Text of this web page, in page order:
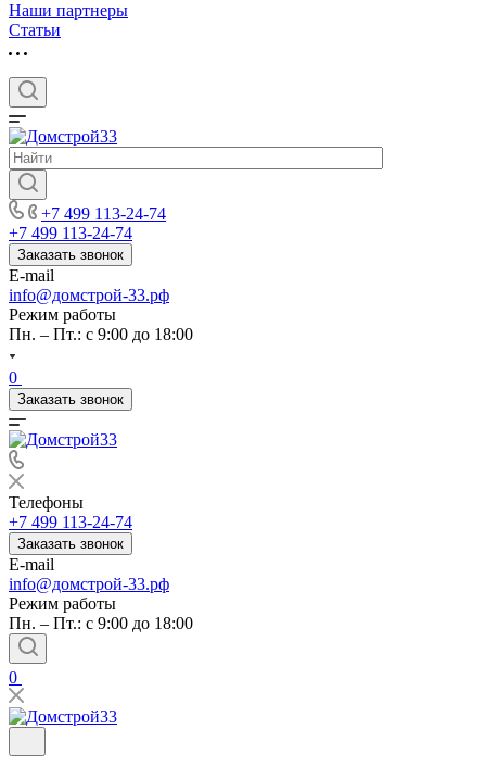
Наши партнеры
Статьи
+7 499 113-24-74
+7 499 113-24-74
Заказать звонок
E-mail
info@домстрой-33.рф
Режим работы
Пн. – Пт.: с 9:00 до 18:00
0
Заказать звонок
Телефоны
+7 499 113-24-74
Заказать звонок
E-mail
info@домстрой-33.рф
Режим работы
Пн. – Пт.: с 9:00 до 18:00
0